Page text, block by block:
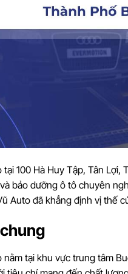
tại 100 Hà Huy Tập, Tân
bảo dưỡng ô tô chuyên
Auto đã khẳng định vị thế
nằm tại khu vực trung tâm